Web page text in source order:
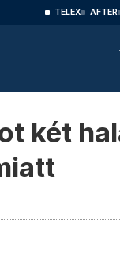
TELEX AFTER
két